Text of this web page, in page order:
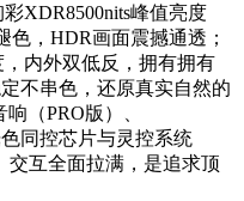
XDR8500nits峰值亮度
色，HDR画面震撼通透；
内外双低反，拥有拥有
不串色，还原真实自然的
（PRO版）、
同控芯片与灵控系统
交互全面拉满，是追求顶